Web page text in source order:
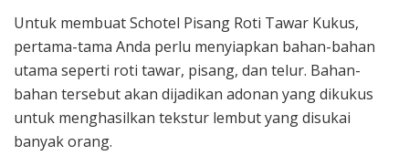
Untuk membuat Schotel Pisang Roti Tawar Kukus,
pertama-tama Anda perlu menyiapkan bahan-bahan
utama seperti roti tawar, pisang, dan telur. Bahan-
bahan tersebut akan dijadikan adonan yang dikukus
untuk menghasilkan tekstur lembut yang disukai
banyak orang.